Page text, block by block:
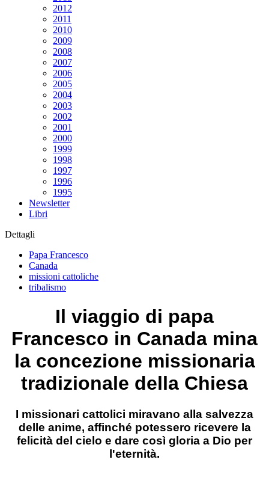
2012
2011
2010
2009
2008
2007
2006
2005
2004
2003
2002
2001
2000
1999
1998
1997
1996
1995
Newsletter
Libri
Dettagli
Papa Francesco
Canada
missioni cattoliche
tribalismo
Il viaggio di papa
Francesco in Canada mina
la concezione missionaria
tradizionale della Chiesa
I missionari cattolici miravano alla salvezza
delle anime, affinché potessero ricevere la
felicità del cielo e dare così gloria a Dio per
l'eternità.